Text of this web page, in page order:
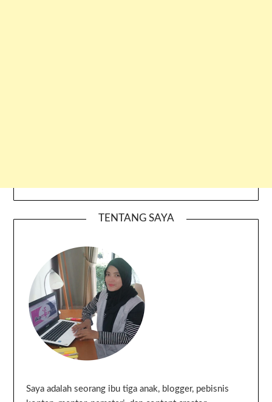
TENTANG SAYA
Saya adalah seorang ibu tiga anak, blogger, pebisnis